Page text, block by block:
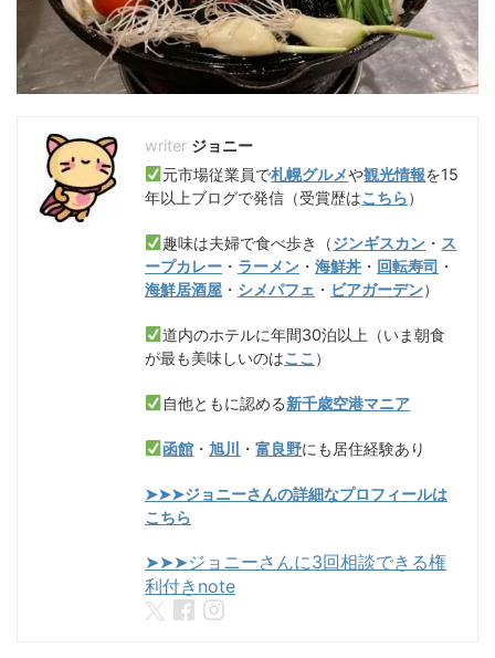
ジョニー
元市場従業員で札幌グルメや観光情報を15
年以上ブログで発信（受賞歴はこちら）
趣味は夫婦で食べ歩き（ジンギスカン ・ ス
ープカレー ・ ラーメン ・ 海鮮丼 ・ 回転寿司 ・
海鮮居酒屋 ・ シメパフェ ・ ビアガーデン）
道内のホテルに年間30泊以上（いま朝食
が最も美味しいのはここ ）
自他ともに認める新千歳空港マニア
函館 ・旭川 ・富良野にも居住経験あり
➤➤➤ジョニーさんの詳細なプロフィールは
こちら
➤➤➤ジョニーさんに3回相談できる権
利付きnote